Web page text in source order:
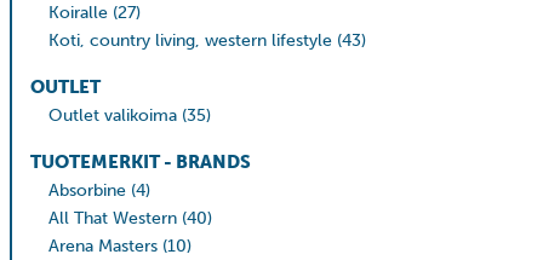
Koiralle (27)
Koti, country living, western lifestyle (43)
OUTLET
Outlet valikoima (35)
TUOTEMERKIT - BRANDS
Absorbine (4)
All That Western (40)
Arena Masters (10)